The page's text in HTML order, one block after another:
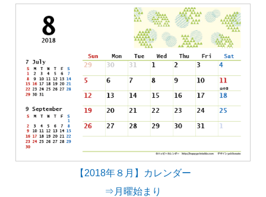
【2018年８月】カレンダー
⇒月曜始まり